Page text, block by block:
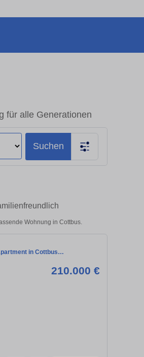
für alle Generationen
Suchen
Wohnung in Cottbus.
in Cottbus…
210.000 €